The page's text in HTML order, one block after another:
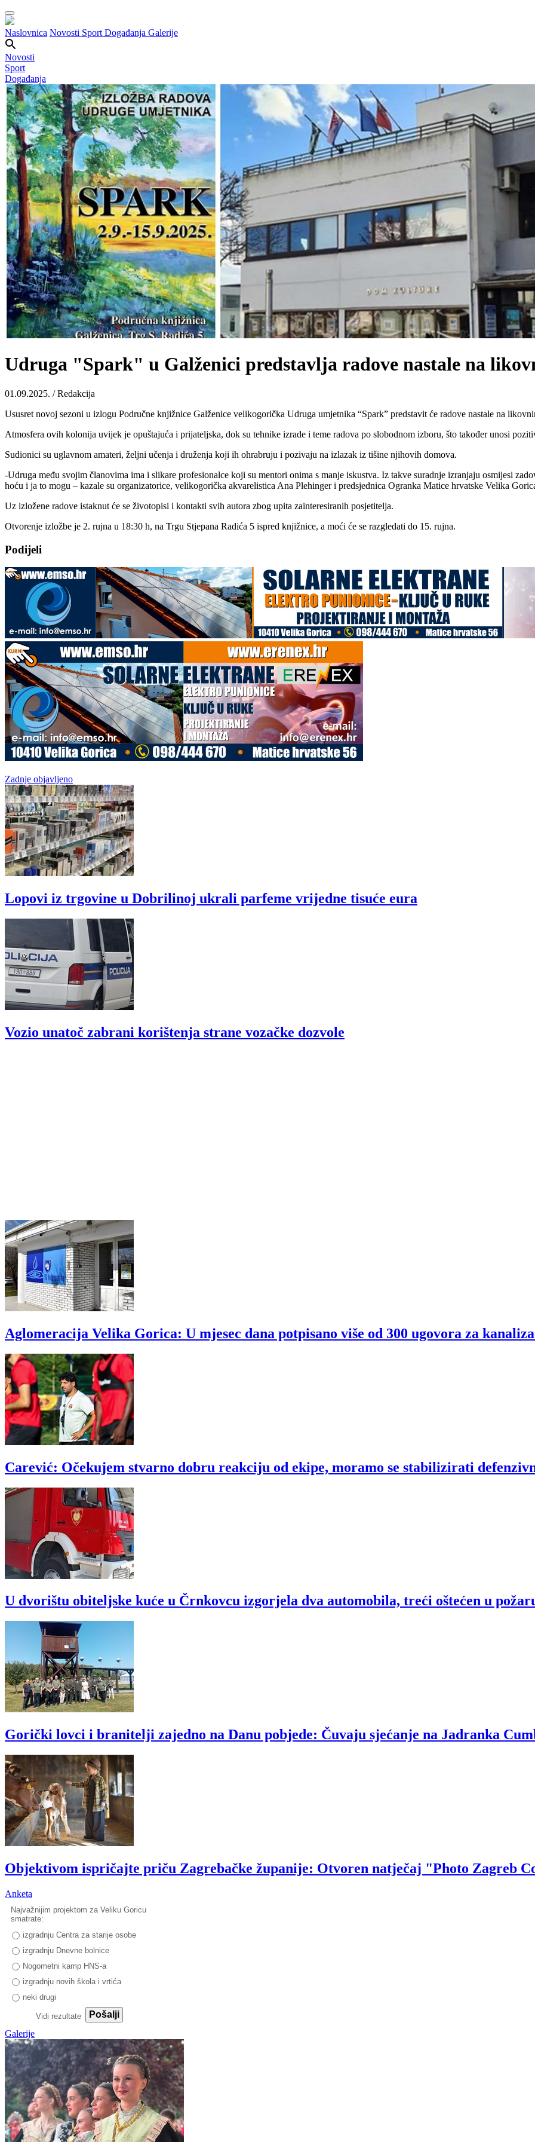
Naslovnica Novosti Sport Događanja Galerije
Novosti
Sport
Događanja
Udruga "Spark" u Galženici predstavlja radove nastale na
01.09.2025. / Redakcija
Ususret novoj sezoni u izlogu Područne knjižnice Galženice velikogorička Udruga umjetnika “Spark” predstavit će radove nastale na
Atmosfera ovih kolonija uvijek je opuštajuća i prijateljska, dok su tehnike izrade i teme radova po slobodnom izboru, što također unosi
Sudionici su uglavnom amateri, željni učenja i druženja koji ih ohrabruju i pozivaju na izlazak iz tišine njihovih domova.
-Udruga među svojim članovima ima i slikare profesionalce koji su mentori onima s manje iskustva. Iz takve suradnje izranjaju osmijesi
hoću i ja to mogu – kazale su organizatorice, velikogorička akvarelistica Ana Plehinger i predsjednica Ogranka Matice hrvatske Velika
Uz izložene radove istaknut će se životopisi i kontakti svih autora zbog upita zainteresiranih posjetitelja.
Otvorenje izložbe je 2. rujna u 18:30 h, na Trgu Stjepana Radića 5 ispred knjižnice, a moći će se razgledati do 15. rujna.
Podijeli
Zadnje objavljeno
Lopovi iz trgovine u Dobrilinoj ukrali parfeme vrijedne tisuće eura
Vozio unatoč zabrani korištenja strane vozačke dozvole
Aglomeracija Velika Gorica: U mjesec dana potpisano više od 300 ugovora za
Carević: Očekujem stvarno dobru reakciju od ekipe, moramo se stabilizirati
U dvorištu obiteljske kuće u Črnkovcu izgorjela dva automobila, treći oštećen u
Gorički lovci i branitelji zajedno na Danu pobjede: Čuvaju sjećanje na Jadranka
Objektivom ispričajte priču Zagrebačke županije: Otvoren natječaj "Photo Zagreb
Anketa
Najvažnijim projektom za Veliku Goricu
smatrate:
izgradnju Centra za starije osobe
izgradnju Dnevne bolnice
Nogometni kamp HNS-a
izgradnju novih škola i vrtića
neki drugi
Vidi rezultate
Pošalji
Galerije